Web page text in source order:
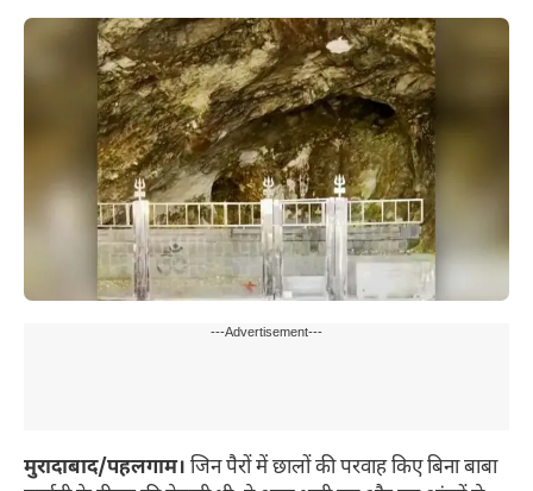
---Advertisement---
मुरादाबाद/पहलगाम। जिन पैरों में छालों की परवाह किए बिना बाबा